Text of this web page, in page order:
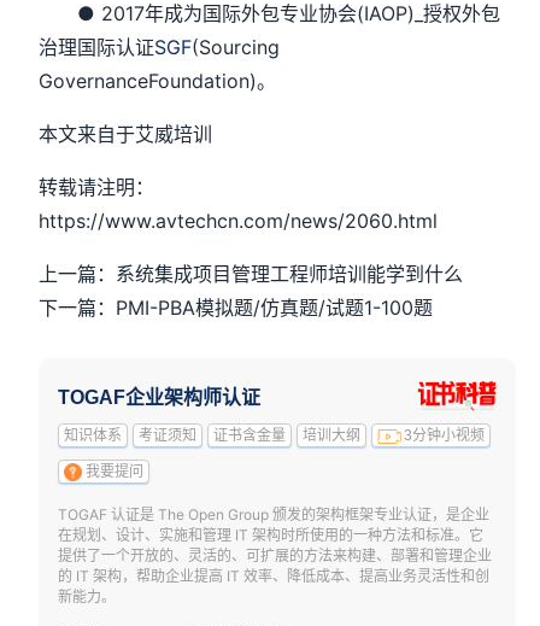
● 2017年成为国际外包专业协会(IAOP)_授权外包
治理国际认证SGF(Sourcing
GovernanceFoundation)。
本文来自于艾威培训
转载请注明：
https://www.avtechcn.com/news/2060.html
上一篇：系统集成项目管理工程师培训能学到什么
下一篇：PMI-PBA模拟题/仿真题/试题1-100题
TOGAF企业架构师认证
知识体系 考证须知 证书含金量 培训大纲 3分钟小视频
我要提问
TOGAF 认证是 The Open Group 颁发的架构框架专业认证，是企业
在规划、设计、实施和管理 IT 架构时所使用的一种方法和标准。它
提供了一个开放的、灵活的、可扩展的方法来构建、部署和管理企业
的 IT 架构，帮助企业提高 IT 效率、降低成本、提高业务灵活性和创
新能力。